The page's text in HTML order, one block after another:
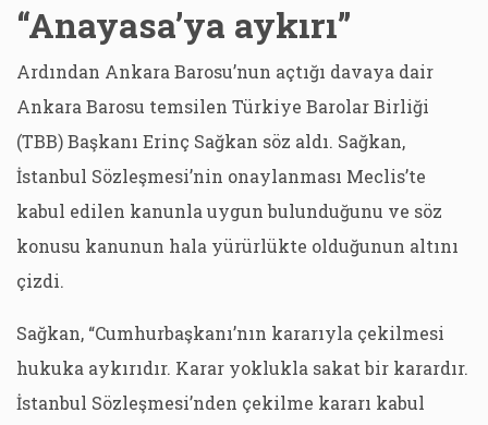
“Anayasa’ya aykırı”
Ardından Ankara Barosu’nun açtığı davaya dair
Ankara Barosu temsilen Türkiye Barolar Birliği
(TBB) Başkanı Erinç Sağkan söz aldı. Sağkan,
İstanbul Sözleşmesi’nin onaylanması Meclis’te
kabul edilen kanunla uygun bulunduğunu ve söz
konusu kanunun hala yürürlükte olduğunun altını
çizdi.
Sağkan, “Cumhurbaşkanı’nın kararıyla çekilmesi
hukuka aykırıdır. Karar yoklukla sakat bir karardır.
İstanbul Sözleşmesi’nden çekilme kararı kabul